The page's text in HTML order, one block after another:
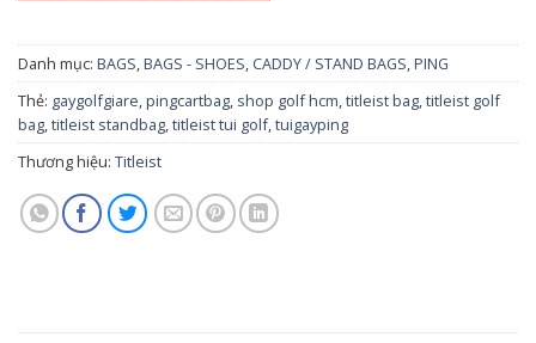
Danh mục: BAGS,BAGS - SHOES, CADDY / STAND BAGS,PING
Thẻ: gaygolfgiare,pingcartbag, shop golf hcm,titleist bag,titleist golf
bag,titleist standbag,titleist tui golf,tuigayping
Thương hiệu: Titleist